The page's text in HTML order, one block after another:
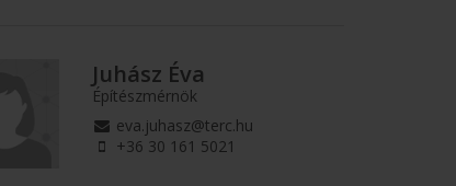
Juhász Éva
Építészmérnök
eva.juhasz@terc.hu
+36 30 161 5021